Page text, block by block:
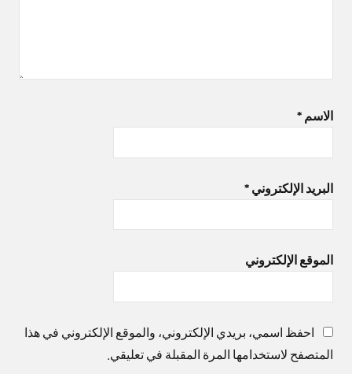
الاسم *
البريد الإلكتروني *
الموقع الإلكتروني
احفظ اسمي، بريدي الإلكتروني، والموقع الإلكتروني في هذا
المتصفح لاستخدامها المرة المقبلة في تعليقي.